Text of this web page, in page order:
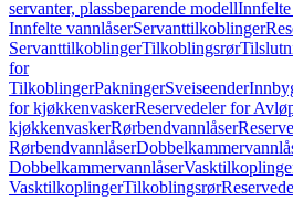
servanter, plassbeparende modell
Innfelte vannlåserServanttilkoblinger
ServanttilkoblingerTilkoblingsrør
for
TilkoblingerPakningerSveiseender
for kjøkkenvaskerReservedeler for
kjøkkenvaskerRørbendvannlåser
Rørbendvannlåser
Dobbelkammervannlåser
VasktilkoplingerTilkoblingsrør